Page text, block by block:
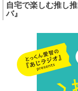
自宅で楽しむ推し
バ』